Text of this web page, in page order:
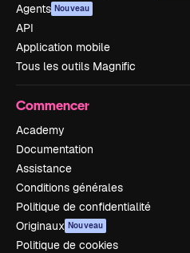
Agents Nouveau
API
Application mobile
Tous les outils Magnific
Commencer
Academy
Documentation
Assistance
Conditions générales
Politique de confidentialité
Originaux Nouveau
Politique de cookies